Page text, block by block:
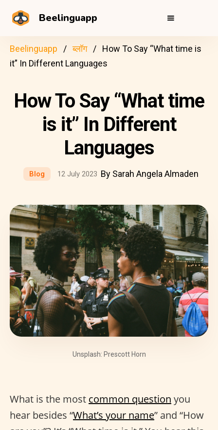
Beelinguapp
Beelinguapp ब्लॉग
How To Say “What time is
it” In Different Languages
How To Say “What time
is it” In Different
Languages
Blog 12 July 2023 By Sarah Angela Almaden
Unsplash: Prescott Horn
What is the most common question you
hear besides “What’s your name” and “How